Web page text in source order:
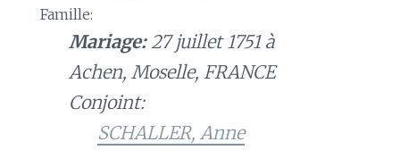
Famille:
Mariage:27 juillet 1751 à
Achen, Moselle, FRANCE
Conjoint:
SCHALLER, Anne